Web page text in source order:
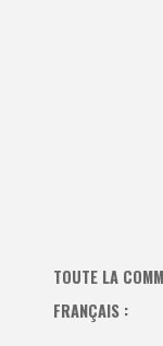
TOUTE LA
FRANÇAIS :